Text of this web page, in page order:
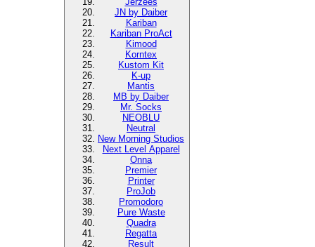
JN by Daiber
Kariban
Kariban ProAct
Kimood
Korntex
Kustom Kit
K-up
Mantis
MB by Daiber
Mr. Socks
NEOBLU
Neutral
New Morning Studios
Next Level Apparel
Onna
Premier
Printer
ProJob
Promodoro
Pure Waste
Quadra
Regatta
Result